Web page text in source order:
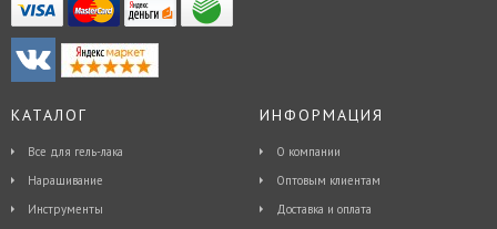
КАТАЛОГ
Все для гель-лака
Наращивание
Инструменты
ИНФОРМАЦИЯ
О компании
Оптовым клиентам
Доставка и оплата